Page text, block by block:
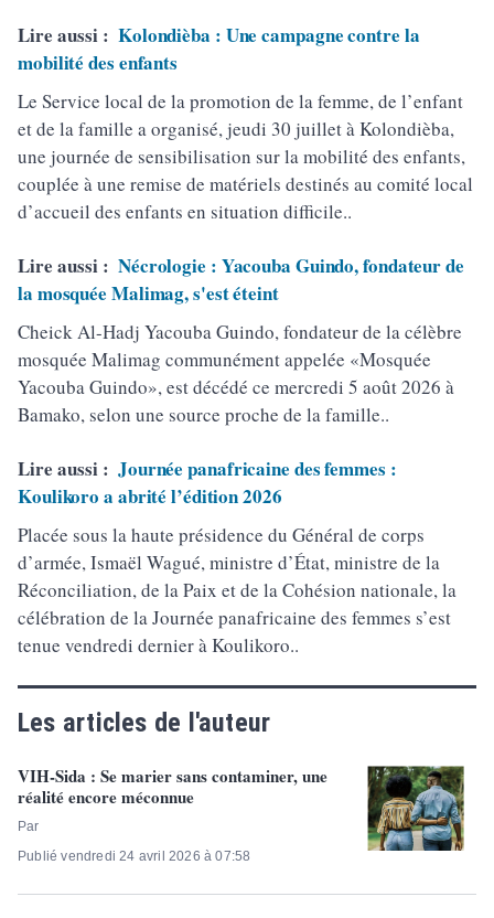
Lire aussi : Kolondièba : Une campagne contre la
mobilité des enfants
Le Service local de la promotion de la femme, de l’enfant
et de la famille a organisé, jeudi 30 juillet à Kolondièba,
une journée de sensibilisation sur la mobilité des enfants,
couplée à une remise de matériels destinés au comité local
d’accueil des enfants en situation difficile..
Lire aussi : Nécrologie : Yacouba Guindo, fondateur de
la mosquée Malimag, s'est éteint
Cheick Al-Hadj Yacouba Guindo, fondateur de la célèbre
mosquée Malimag communément appelée «Mosquée
Yacouba Guindo», est décédé ce mercredi 5 août 2026 à
Bamako, selon une source proche de la famille..
Lire aussi : Journée panafricaine des femmes :
Koulikoro a abrité l’édition 2026
Placée sous la haute présidence du Général de corps
d’armée, Ismaël Wagué, ministre d’État, ministre de la
Réconciliation, de la Paix et de la Cohésion nationale, la
célébration de la Journée panafricaine des femmes s’est
tenue vendredi dernier à Koulikoro..
Les articles de l'auteur
VIH-Sida : Se marier sans contaminer, une
réalité encore méconnue
Par
Publié vendredi 24 avril 2026 à 07:58